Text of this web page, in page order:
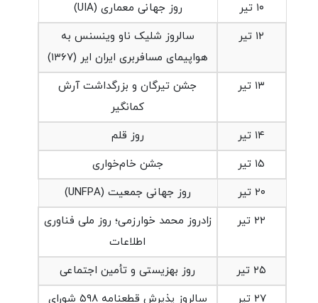
۱۰ تیر
روز جهانی معماری (UIA)
۱۲ تیر
سالروز شلیک ناو وینسنس به
هواپیمای مسافربری ایران ایر (۱۳۶۷)
۱۳ تیر
جشن تیرگان و بزرگداشت آرش
کمانگیر
۱۴ تیر
روز قلم
۱۵ تیر
جشن خام‌خواری
۲۰ تیر
روز جهانی جمعیت (UNFPA)
۲۲ تیر
زادروز محمد خوارزمی؛ روز ملی فناوری
اطلاعات
۲۵ تیر
روز بهزیستی و تأمین اجتماعی
۲۷ تیر
سالروز پذیرش قطعنامه ۵۹۸ شورای